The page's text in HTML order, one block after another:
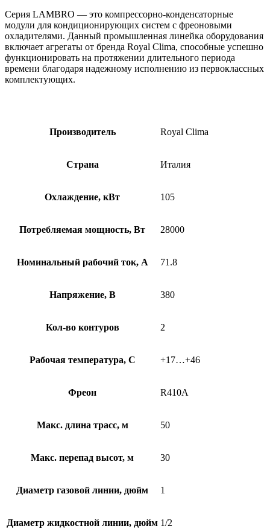
Серия LAMBRO — это компрессорно-конденсаторные
модули для кондиционирующих систем с фреоновыми
охладителями. Данный промышленная линейка оборудования
включает агрегаты от бренда Royal Clima, способные успешно
функционировать на протяжении длительного периода
времени благодаря надежному исполнению из первоклассных
комплектующих.
Производитель Royal Clima
Страна Италия
Охлаждение, кВт 105
Потребляемая мощность, Вт 28000
Номинальный рабочий ток, А 71.8
Напряжение, В 380
Кол-во контуров 2
Рабочая температура, С +17…+46
Фреон R410A
Макс. длина трасс, м 50
Макс. перепад высот, м 30
Диаметр газовой линии, дюйм 1
Диаметр жидкостной линии, дюйм 1/2